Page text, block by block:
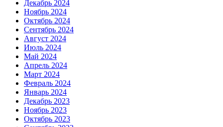
Декабрь 2024
Ноябрь 2024
Октябрь 2024
Сентябрь 2024
Август 2024
Июль 2024
Май 2024
Апрель 2024
Март 2024
Февраль 2024
Январь 2024
Декабрь 2023
Ноябрь 2023
Октябрь 2023